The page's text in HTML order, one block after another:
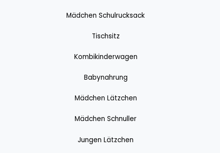
Mädchen Schulrucksack
Tischsitz
Kombikinderwagen
Babynahrung
Mädchen Lätzchen
Mädchen Schnuller
Jungen Lätzchen